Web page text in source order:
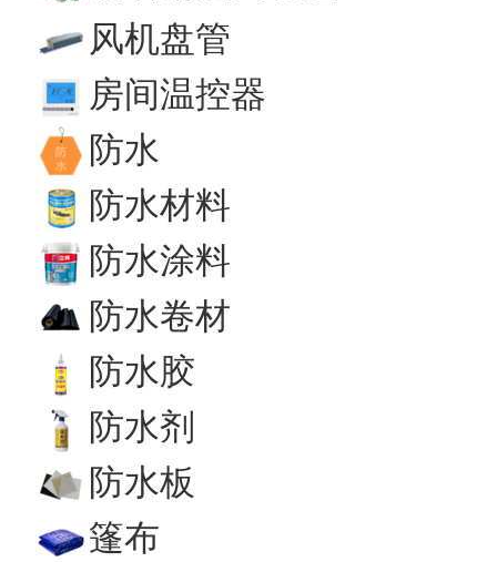
风机盘管
房间温控器
防水
防水材料
防水涂料
防水卷材
防水胶
防水剂
防水板
篷布